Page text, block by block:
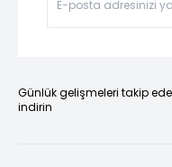
Günlük gelişmeleri takip
indirin